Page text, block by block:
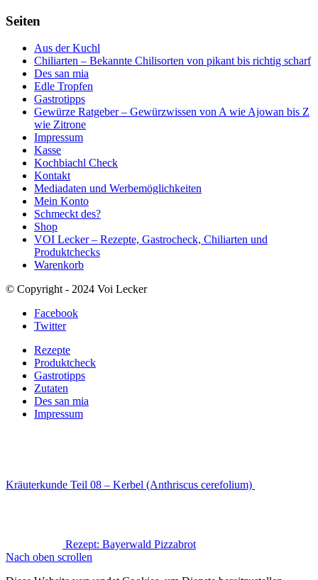
Seiten
Aus der Kuchl
Chiliarten – Bekannte Chilisorten von pikant bis richtig scharf
Des san mia
Edle Tropfen
Gastrotipps
Gewürze Ratgeber – Gewürzwissen von A wie Ajowan bis Z
wie Zitrone
Impressum
Kasse
Kochbiachl Check
Kontakt
Mediadaten und Werbemöglichkeiten
Mein Konto
Schmeckt des?
Shop
VOI Lecker – Rezepte, Gastrocheck, Chiliarten und
Produktchecks
Warenkorb
© Copyright - 2024 Voi Lecker
Facebook
Twitter
Rezepte
Produktcheck
Gastrotipps
Zutaten
Des san mia
Impressum
Kräuterkunde Teil 08 – Kerbel (Anthriscus cerefolium)
Rezept: Bayerwald Pizzabrot
Nach oben scrollen